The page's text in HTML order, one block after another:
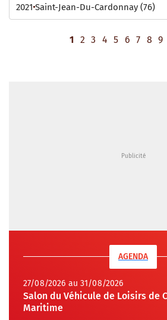
2021 Saint-Jean-Du-Cardonnay (76)
1 2 3 4 5 6 7 8 9
AGENDA
27/08/2026 au 31/08/2026
Salon du Véhicule de Loisirs de
Maritime